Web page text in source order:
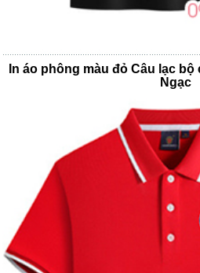
In áo phông màu đỏ Câu lạc
Ngạc